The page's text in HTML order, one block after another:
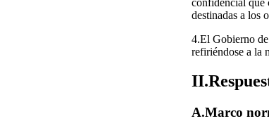
destinadas a los
4.El Gobierno
refiriéndose a la
A.Marco